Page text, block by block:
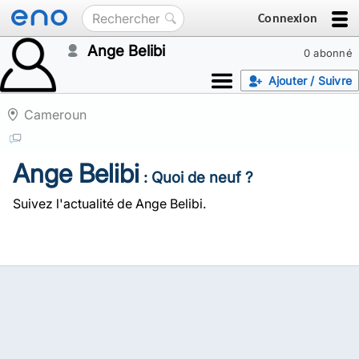
Connexion
0 abonné
Ange Belibi
Ajouter / Suivre
Cameroun
Ange Belibi : Quoi de neuf ?
Suivez l'actualité de Ange Belibi.